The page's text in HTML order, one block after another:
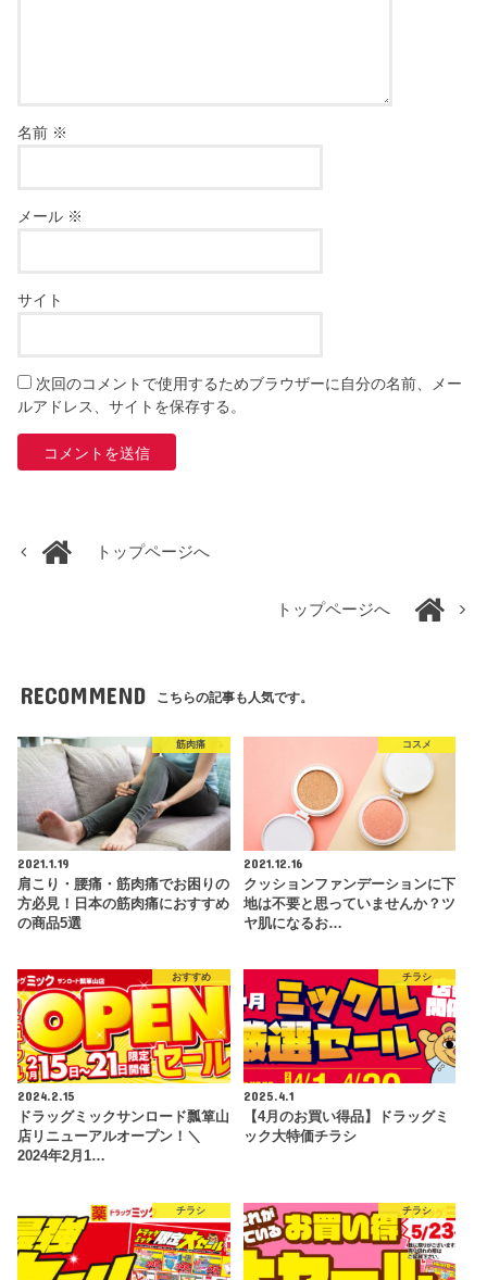
名前 ※
メール ※
サイト
次回のコメントで使用するためブラウザーに自分の名前、メー
ルアドレス、サイトを保存する。
トップページへ
トップページへ
RECOMMEND こちらの記事も人気です。
筋肉痛
2021.1.19
肩こり・腰痛・筋肉痛でお困りの
方必見！日本の筋肉痛におすすめ
の商品5選
コスメ
2021.12.16
クッションファンデーションに下
地は不要と思っていませんか？ツ
ヤ肌になるお…
おすすめ
2024.2.15
ドラッグミックサンロード瓢箪山
店リニューアルオープン！＼
2024年2月1…
チラシ
2025.4.1
【4月のお買い得品】ドラッグミ
ック大特価チラシ
チラシ チラシ